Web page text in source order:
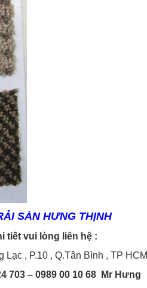
SÀN HƯNG THỊNH
tiết vui lòng liên hệ :
Lạc , P.10 , Q.Tân Bình , TP HCM
703 – 0989 00 10 68 Mr Hưng